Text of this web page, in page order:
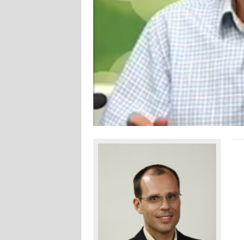
Némítás
kikapcsolva
Állapot:
0%